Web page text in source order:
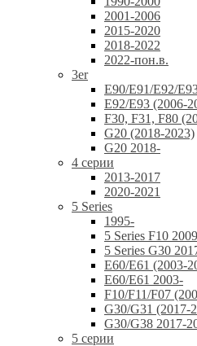
2001-2006
2015-2020
2018-2022
2022-пон.в.
3er
E90/E91/E92/
E92/E93 (2006-
F30, F31, F80
G20 (2018-2023)
G20 2018-
4 серии
2013-2017
2020-2021
5 Series
1995-
5 Series F10
5 Series G30
E60/E61 (2003-
E60/E61 2003-
F10/F11/F07
G30/G31 (2017-
G30/G38 2017-
5 серии